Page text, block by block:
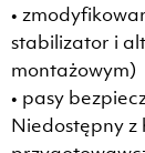
•
stabilizator i
montażowym)
• pasy
Niedostępny z